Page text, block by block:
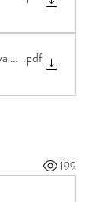
Favria (TO)
.pdf
199